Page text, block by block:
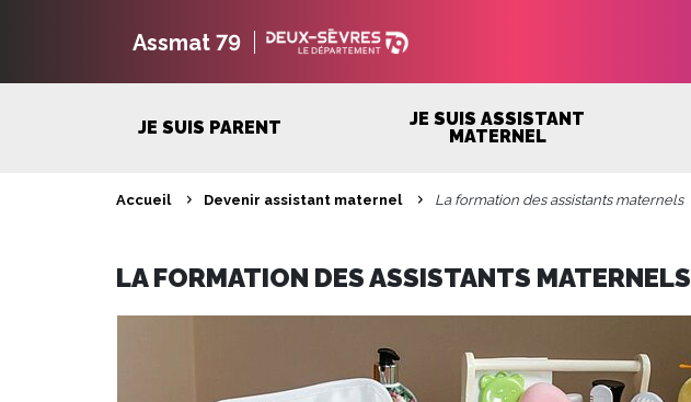
Assmat 79
JE SUIS PARENT
JE SUIS ASSISTANT
MATERNEL
Accueil Devenir assistant maternel La formation des assistants maternels
LA FORMATION DES ASSISTANTS MATERNELS